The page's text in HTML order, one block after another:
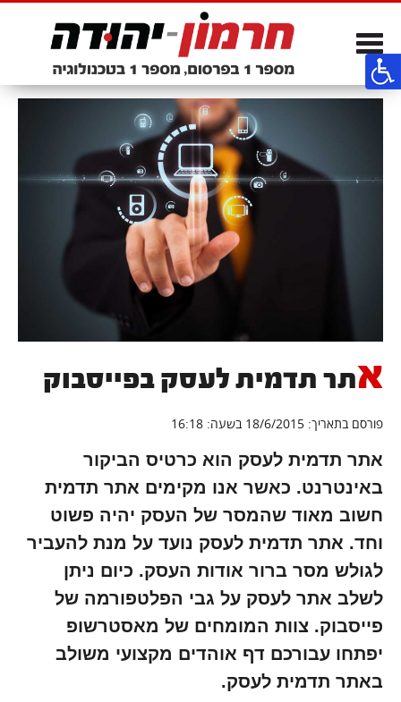
Toggle
אתר תדמית לעסק בפייסבוק
פורסם בתאריך: 18/6/2015 בשעה: 16:18
אתר תדמית לעסק הוא כרטיס הביקור
באינטרנט. כאשר אנו מקימים אתר תדמית
חשוב מאוד שהמסר של העסק יהיה פשוט
וחד. אתר תדמית לעסק נועד על מנת להעביר
לגולש מסר ברור אודות העסק. כיום ניתן
לשלב אתר לעסק על גבי הפלטפורמה של
פייסבוק. צוות המומחים של מאסטרשופ
יפתחו עבורכם דף אוהדים מקצועי משולב
באתר תדמית לעסק.